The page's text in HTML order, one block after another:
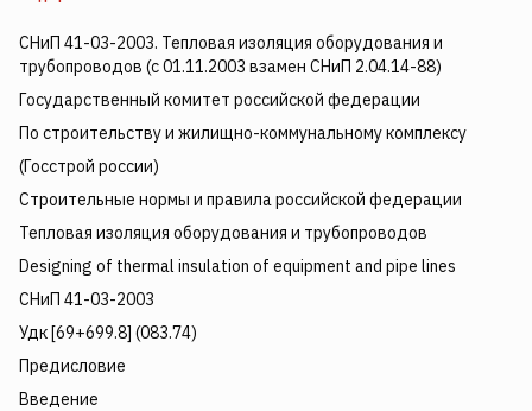
СНиП 41-03-2003. Тепловая изоляция оборудования и
трубопроводов (с 01.11.2003 взамен СНиП 2.04.14-88)
Государственный комитет российской федерации
По строительству и жилищно-коммунальному комплексу
(Госстрой россии)
Строительные нормы и правила российской федерации
Тепловая изоляция оборудования и трубопроводов
Designing of thermal insulation of equipment and pipe lines
СНиП 41-03-2003
Удк [69+699.8] (083.74)
Предисловие
Введение